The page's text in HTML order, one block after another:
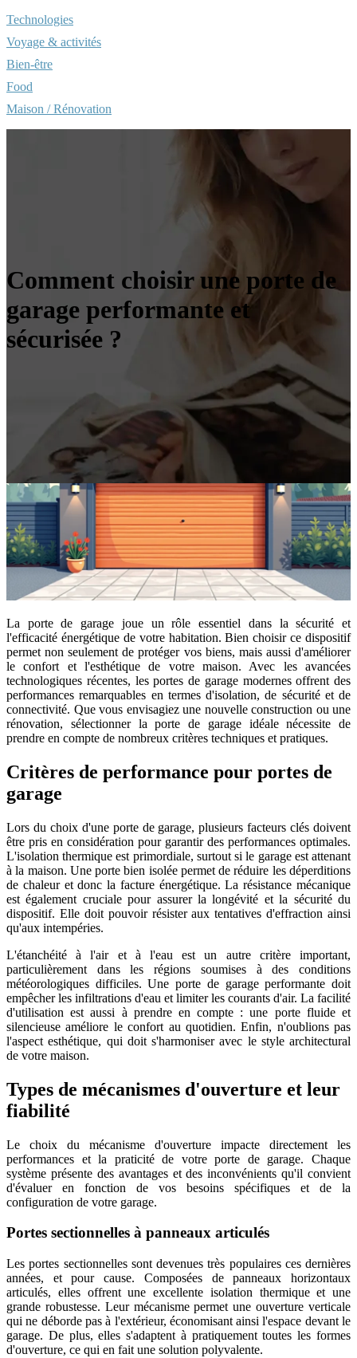
Technologies
Voyage & activités
Bien-être
Food
Maison / Rénovation
Comment choisir une porte de
garage performante et
sécurisée ?
La porte de garage joue un rôle essentiel dans la sécurité et
l'efficacité énergétique de votre habitation. Bien choisir ce dispositif
permet non seulement de protéger vos biens, mais aussi d'améliorer
le confort et l'esthétique de votre maison. Avec les avancées
technologiques récentes, les portes de garage modernes offrent des
performances remarquables en termes d'isolation, de sécurité et de
connectivité. Que vous envisagiez une nouvelle construction ou une
rénovation, sélectionner la porte de garage idéale nécessite de
prendre en compte de nombreux critères techniques et pratiques.
Critères de performance pour portes de
garage
Lors du choix d'une porte de garage, plusieurs facteurs clés doivent
être pris en considération pour garantir des performances optimales.
L'isolation thermique est primordiale, surtout si le garage est attenant
à la maison. Une porte bien isolée permet de réduire les déperditions
de chaleur et donc la facture énergétique. La résistance mécanique
est également cruciale pour assurer la longévité et la sécurité du
dispositif. Elle doit pouvoir résister aux tentatives d'effraction ainsi
qu'aux intempéries.
L'étanchéité à l'air et à l'eau est un autre critère important,
particulièrement dans les régions soumises à des conditions
météorologiques difficiles. Une porte de garage performante doit
empêcher les infiltrations d'eau et limiter les courants d'air. La facilité
d'utilisation est aussi à prendre en compte : une porte fluide et
silencieuse améliore le confort au quotidien. Enfin, n'oublions pas
l'aspect esthétique, qui doit s'harmoniser avec le style architectural
de votre maison.
Types de mécanismes d'ouverture et leur
fiabilité
Le choix du mécanisme d'ouverture impacte directement les
performances et la praticité de votre porte de garage. Chaque
système présente des avantages et des inconvénients qu'il convient
d'évaluer en fonction de vos besoins spécifiques et de la
configuration de votre garage.
Portes sectionnelles à panneaux articulés
Les portes sectionnelles sont devenues très populaires ces dernières
années, et pour cause. Composées de panneaux horizontaux
articulés, elles offrent une excellente isolation thermique et une
grande robustesse. Leur mécanisme permet une ouverture verticale
qui ne déborde pas à l'extérieur, économisant ainsi l'espace devant le
garage. De plus, elles s'adaptent à pratiquement toutes les formes
d'ouverture, ce qui en fait une solution polyvalente.